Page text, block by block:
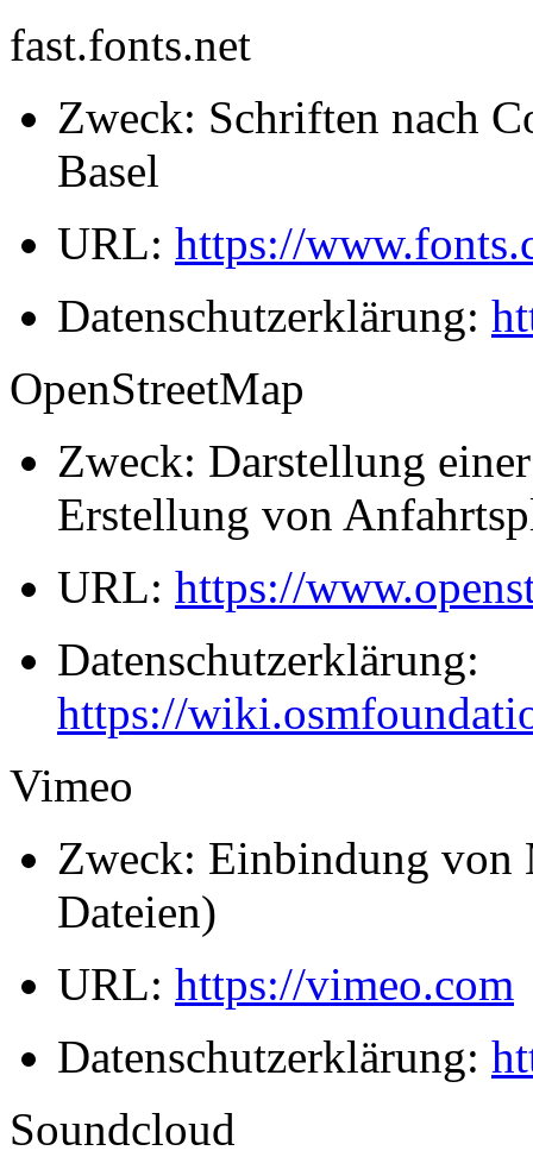
fast.fonts.net
Zweck: Schriften nach
Basel
URL: https://
Datenschutzerklärung:
OpenStreetMap
Zweck: Darstellung
Erstellung von
URL: https://
Datenschutzerklärung:
https://
Vimeo
Zweck: Einbindung
Dateien)
URL: https://vimeo.com
Datenschutzerklärung:
Soundcloud